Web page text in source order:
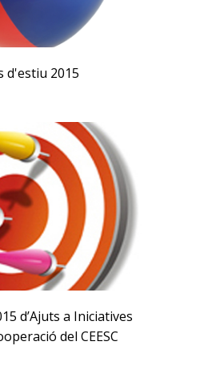
d'estiu 2015
d’Ajuts a Iniciatives
del CEESC